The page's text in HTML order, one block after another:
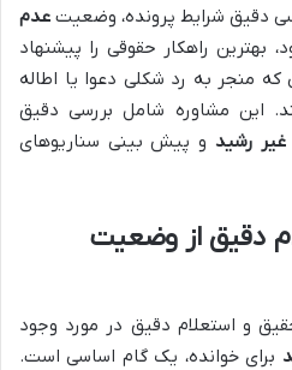
دقیق شرایط پرونده، وضعیت عدم
بهترین راهکار حقوقی را پیشنهاد
که منجر به رد شکلی دعوا یا اطاله
این مشاوره شامل بررسی دقیق
غیر رشید و پیش بینی سناریوهای
دقیق از وضعیت
و استعلام دقیق در مورد وجود
برای خوانده، یک گام اساسی است.